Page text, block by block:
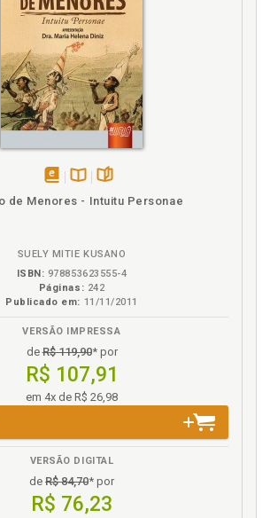
p. 35
quarentena: com tantos
de ser bom, p. 55
resguardo, quarentena: com
há de ser bom, p. 55
p. 95
resguardo, quarentena: com
há de ser bom, p. 55
aliado, p. 111
mais um menino ou agora vem
71
suas batalhas, p. 103
mesmo que você não queira, p. 37
de Menores - Intuitu Personae
SUELY MITIE KUSANO
ISBN: 978853623555-4
Páginas: 242
Publicado em: 11/11/2011
VERSÃO IMPRESSA
deR$ 119,90* por
R$ 107,91
em 4x de R$ 26,98
VERSÃO DIGITAL
de R$ 84,70* por
R$ 76,23